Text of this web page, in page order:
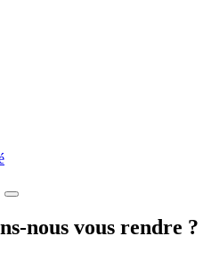
nous vous rendre ?